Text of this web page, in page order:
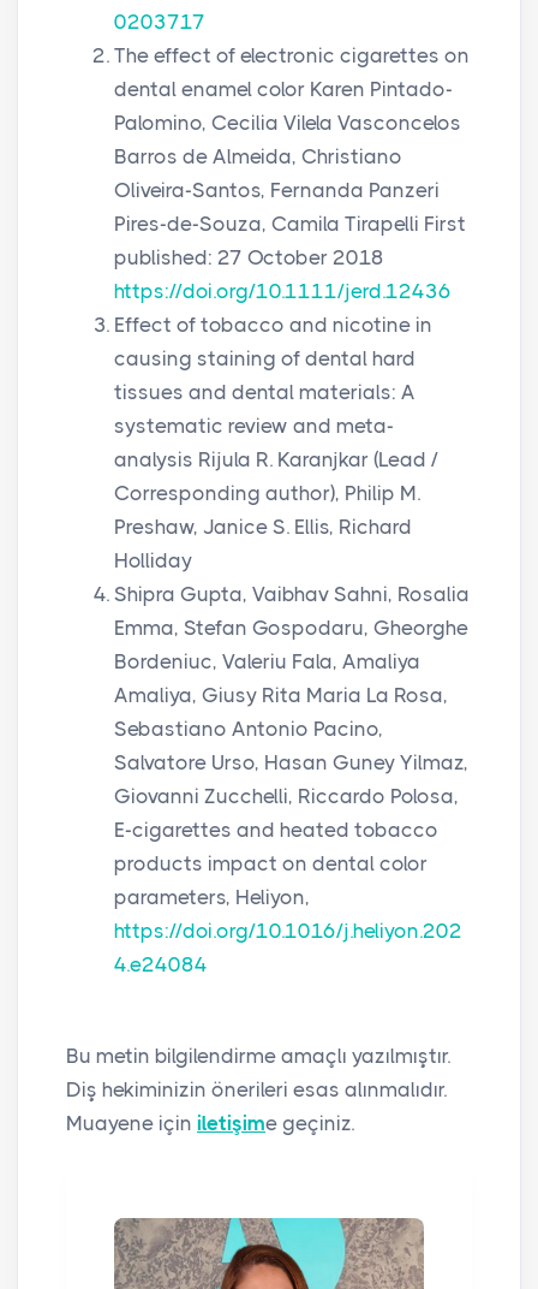
0203717
The effect of electronic cigarettes on
dental enamel color Karen Pintado-
Palomino, Cecilia Vilela Vasconcelos
Barros de Almeida, Christiano
Oliveira-Santos, Fernanda Panzeri
Pires-de-Souza, Camila Tirapelli First
published: 27 October 2018
https://doi.org/10.1111/jerd.12436
Effect of tobacco and nicotine in
causing staining of dental hard
tissues and dental materials: A
systematic review and meta-
analysis Rijula R. Karanjkar (Lead /
Corresponding author), Philip M.
Preshaw, Janice S. Ellis, Richard
Holliday
Shipra Gupta, Vaibhav Sahni, Rosalia
Emma, Stefan Gospodaru, Gheorghe
Bordeniuc, Valeriu Fala, Amaliya
Amaliya, Giusy Rita Maria La Rosa,
Sebastiano Antonio Pacino,
Salvatore Urso, Hasan Guney Yilmaz,
Giovanni Zucchelli, Riccardo Polosa,
E-cigarettes and heated tobacco
products impact on dental color
parameters, Heliyon,
https://doi.org/10.1016/j.heliyon.202
4.e24084
Bu metin bilgilendirme amaçlı yazılmıştır.
Diş hekiminizin önerileri esas alınmalıdır.
Muayene için iletişime geçiniz.